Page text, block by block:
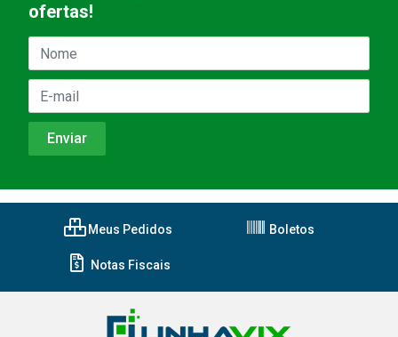
ofertas!
Meus Pedidos Boletos
Notas Fiscais